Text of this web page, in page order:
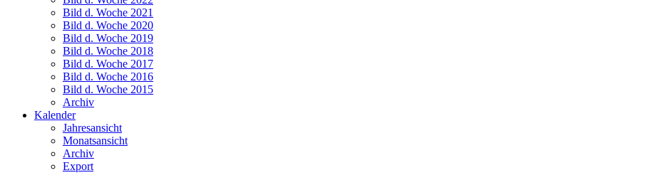
Bild d. Woche 2021
Bild d. Woche 2020
Bild d. Woche 2019
Bild d. Woche 2018
Bild d. Woche 2017
Bild d. Woche 2016
Bild d. Woche 2015
Archiv
Kalender
Jahresansicht
Monatsansicht
Archiv
Export